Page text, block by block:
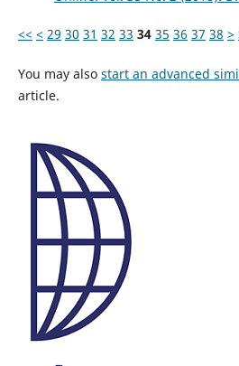
<< < 29 30 31 32 33 34 35 36 37 38 >
You may also start an advanced
article.